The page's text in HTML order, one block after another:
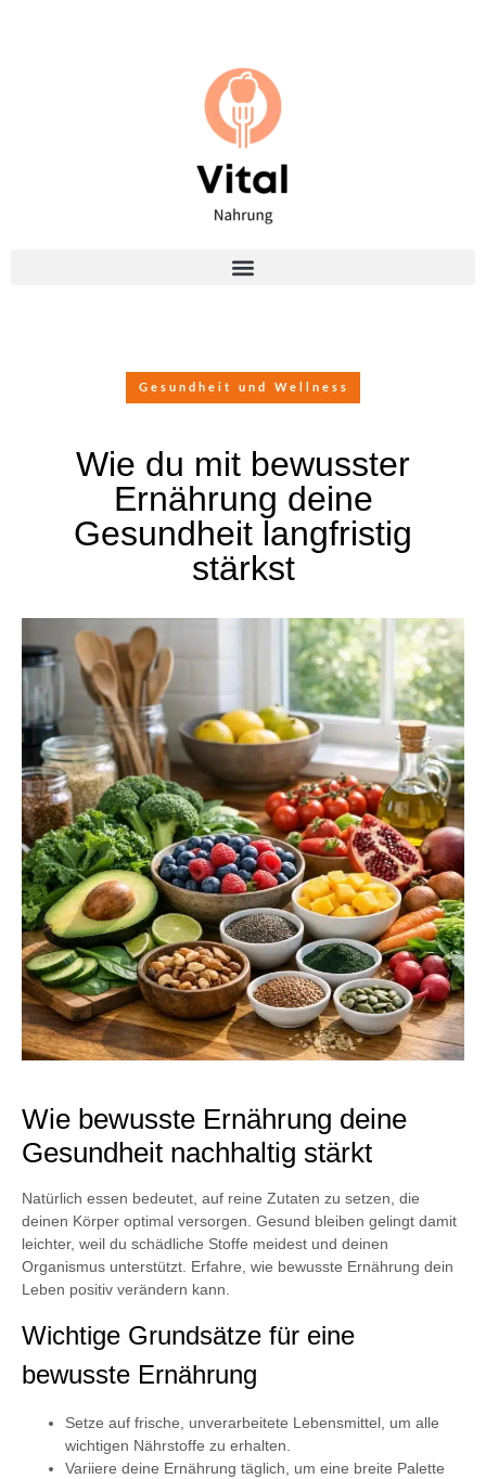
Gesundheit und Wellness
Wie du mit bewusster
Ernährung deine
Gesundheit langfristig
stärkst
Wie bewusste Ernährung deine
Gesundheit nachhaltig stärkt
Natürlich essen bedeutet, auf reine Zutaten zu setzen, die
deinen Körper optimal versorgen. Gesund bleiben gelingt damit
leichter, weil du schädliche Stoffe meidest und deinen
Organismus unterstützt. Erfahre, wie bewusste Ernährung dein
Leben positiv verändern kann.
Wichtige Grundsätze für eine
bewusste Ernährung
Setze auf frische, unverarbeitete Lebensmittel, um alle
wichtigen Nährstoffe zu erhalten.
Variiere deine Ernährung täglich, um eine breite Palette